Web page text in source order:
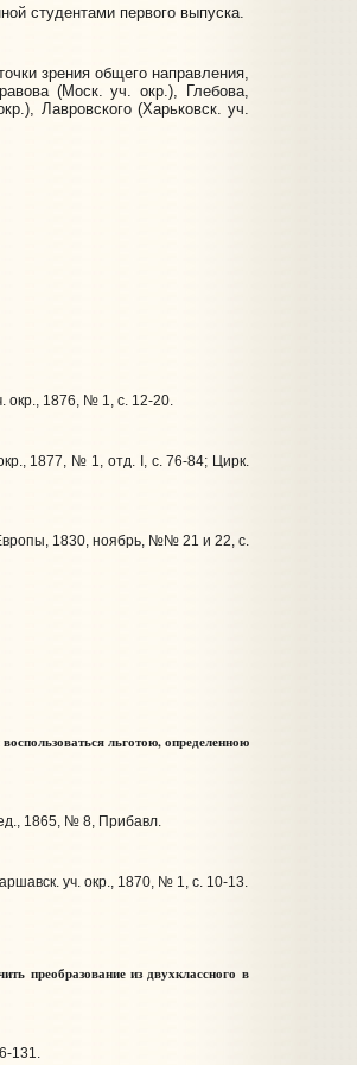
студентами первого выпуска.
зрения общего направления,
(Моск. уч. окр.), Глебова,
Лавровского (Харьковск. уч.
окр., 1876, № 1, с. 12-20.
1877, № 1, отд. I, с. 76-84; Цирк.
1830, ноябрь, №№ 21 и 22, с.
льготою, определенною
1865, № 8, Прибавл.
уч. окр., 1870, № 1, с. 10-13.
преобразование из двухклассного в
131.